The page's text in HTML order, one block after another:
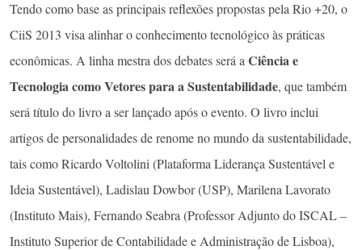
Tendo como base as principais reflexões propostas pela Rio +20, o
CiiS 2013 visa alinhar o conhecimento tecnológico às práticas
econômicas. A linha mestra dos debates será a Ciência e
Tecnologia como Vetores para a Sustentabilidade, que também
será título do livro a ser lançado após o evento. O livro inclui
artigos de personalidades de renome no mundo da sustentabilidade,
tais como Ricardo Voltolini (Plataforma Liderança Sustentável e
Ideia Sustentável), Ladislau Dowbor (USP), Marilena Lavorato
(Instituto Mais), Fernando Seabra (Professor Adjunto do ISCAL –
Instituto Superior de Contabilidade e Administração de Lisboa),